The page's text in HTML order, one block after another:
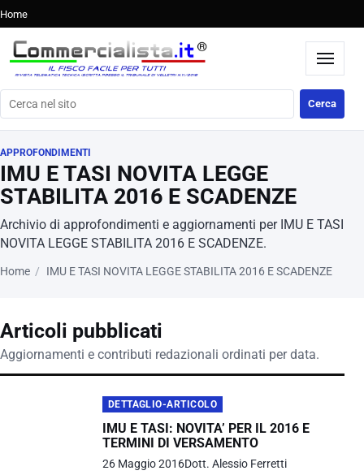
Home
Cerca nel sito Cerca
APPROFONDIMENTI
IMU E TASI NOVITA LEGGE
STABILITA 2016 E SCADENZE
Archivio di approfondimenti e aggiornamenti per IMU E TASI
NOVITA LEGGE STABILITA 2016 E SCADENZE.
Home IMU E TASI NOVITA LEGGE STABILITA 2016 E SCADENZE
Articoli pubblicati
Aggiornamenti e contributi redazionali ordinati per data.
DETTAGLIO-ARTICOLO
IMU E TASI: NOVITA’ PER IL 2016 E
TERMINI DI VERSAMENTO
26 Maggio 2016Dott. Alessio Ferretti